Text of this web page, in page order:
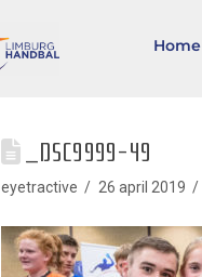
Home
_DSC9999-49
eyetractive 26 april 2019